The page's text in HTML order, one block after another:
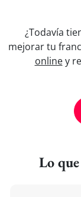
¿Todavía
mejorar tu
onliney
Lo